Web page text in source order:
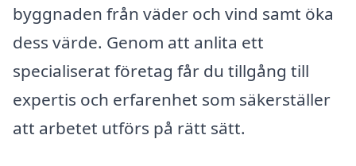
byggnaden från väder och vind samt öka
dess värde. Genom att anlita ett
specialiserat företag får du tillgång till
expertis och erfarenhet som säkerställer
att arbetet utförs på rätt sätt.